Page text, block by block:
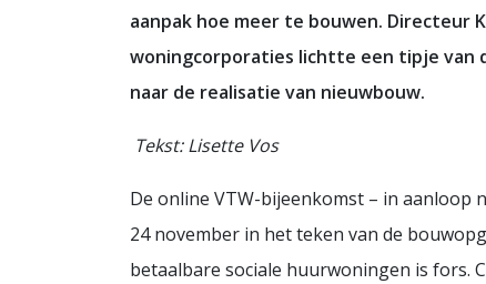
aanpak hoe meer te bouwen. Directeur
woningcorporaties lichtte een tipje van
naar de realisatie van nieuwbouw.
Tekst: Lisette Vos
De online VTW-bijeenkomst – in aanloop
24 november in het teken van de
betaalbare sociale huurwoningen is fors.